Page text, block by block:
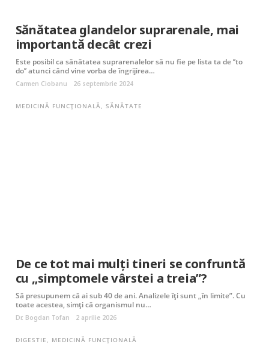
Sănătatea glandelor suprarenale, mai
importantă decât crezi
Este posibil ca sănătatea suprarenalelor să nu fie pe lista ta de ‘’to
do’’ atunci când vine vorba de îngrijirea…
Carmen Ciobanu 26 septembrie 2024
MEDICINĂ FUNCȚIONALĂ, SĂNĂTATE
De ce tot mai mulți tineri se confruntă
cu „simptomele vârstei a treia”?
Să presupunem că ai sub 40 de ani. Analizele îţi sunt „în limite”. Cu
toate acestea, simți că organismul nu…
Dr. Bogdan Tofan 2 aprilie 2026
DIGESTIE, MEDICINĂ FUNCȚIONALĂ